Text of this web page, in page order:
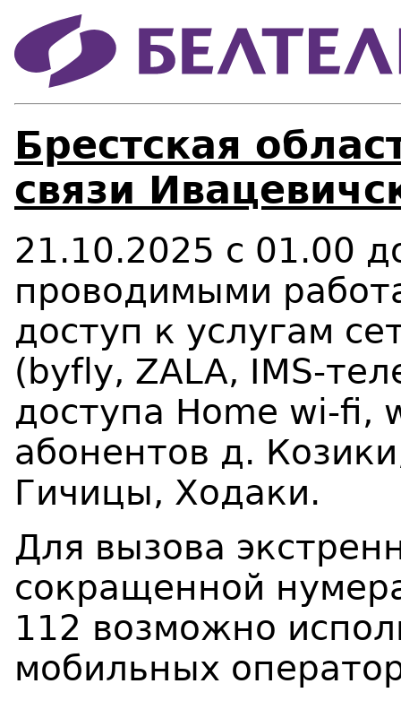
Брестская
связи
21.10.2025 с 01.00
проводимыми
доступ к услугам
( byfly, ZALA, IMS-
доступа Home wi-fi,
абонентов д.
Гичицы, Ходаки.
Для вызова
сокращенной
112 возможно
мобильных